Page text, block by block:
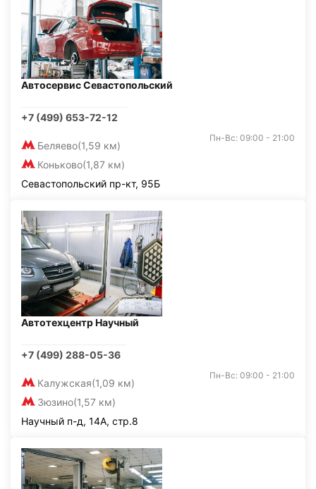
Автосервис Севастопольский
+7 (499) 653-72-12
Беляево(1,59 км)
Коньково(1,87 км)
Пн-Вс: 09:00 - 21:00
Севастопольский пр-кт, 95Б
Автотехцентр Научный
+7 (499) 288-05-36
Калужская(1,09 км)
Зюзино(1,57 км)
Пн-Вс: 09:00 - 21:00
Научный п-д, 14А, стр.8